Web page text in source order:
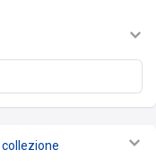
collezione